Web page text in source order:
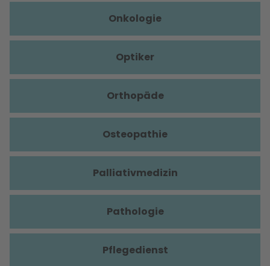
Onkologie
Optiker
Orthopäde
Osteopathie
Palliativmedizin
Pathologie
Pflegedienst